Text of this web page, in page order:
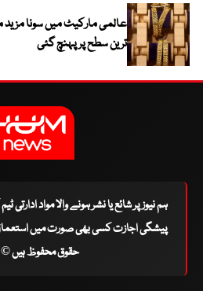
ترین سطح پر پہنچ گئی
ہم نیوز پر شائع یا نشر ہونے والا مواد
پیشگی اجازت کسی بھی صورت میں استعمال
حقوق محفوظ ہیں © 2026